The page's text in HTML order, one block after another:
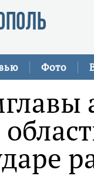
Фото